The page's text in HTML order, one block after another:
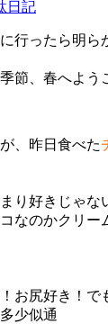
日記
行ったら明
節、春へよう
、昨日食べた
り好きじゃな
なのかクリー
お尻好き！で
少似通